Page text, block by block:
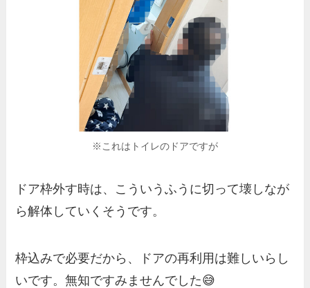
※これはトイレのドアですが
ドア枠外す時は、こういうふうに切って壊しなが
ら解体していくそうです。
枠込みで必要だから、ドアの再利用は難しいらし
いです。無知ですみませんでした😅